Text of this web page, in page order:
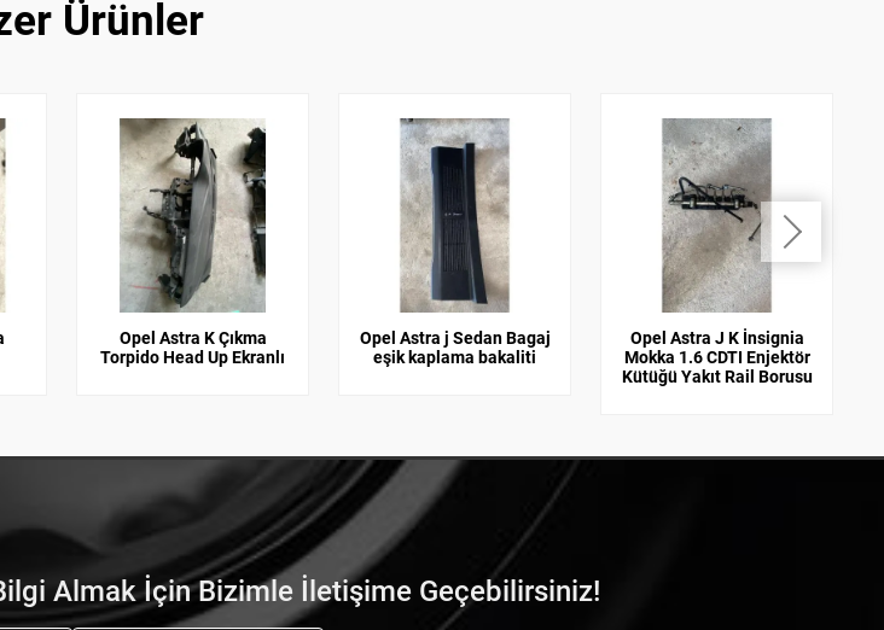
Ürünler
Opel Astra K Çıkma
Torpido Head Up Ekranlı
Opel Astra j Sedan Bagaj
eşik kaplama bakaliti
Opel Astra J K İnsignia
Mokka 1.6 CDTI Enjektör
Kütüğü Yakıt Rail Borusu
Almak İçin Bizimle İletişime Geçebilirsiniz!